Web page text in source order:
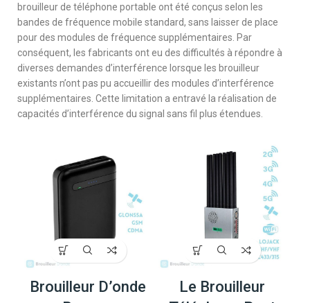
brouilleur de téléphone portable ont été conçus selon les
bandes de fréquence mobile standard, sans laisser de place
pour des modules de fréquence supplémentaires. Par
conséquent, les fabricants ont eu des difficultés à répondre à
diverses demandes d’interférence lorsque les brouilleur
existants n’ont pas pu accueillir des modules d’interférence
supplémentaires. Cette limitation a entravé la réalisation de
capacités d’interférence du signal sans fil plus étendues.
Brouilleur D’onde
Le Brouilleur